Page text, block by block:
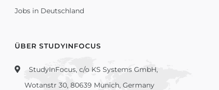
Jobs in Deutschland
ÜBER STUDYINFOCUS
StudyInFocus, c/o KS Systems GmbH,
Wotanstr 30, 80639 Munich, Germany